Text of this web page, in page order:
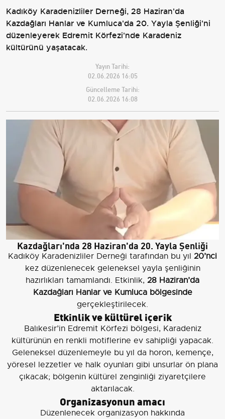
Kadıköy Karadenizliler Derneği, 28 Haziran'da
Kazdağları Hanlar ve Kumluca'da 20. Yayla Şenliği'ni
düzenleyerek Edremit Körfezi'nde Karadeniz
kültürünü yaşatacak.
Yayın Tarihi:
02.06.2026 16:05
Güncelleme Tarihi:
02.06.2026 16:08
Kazdağları'nda 28 Haziran'da 20. Yayla Şenliği
Kadıköy Karadenizliler Derneği tarafından bu yıl 20’nci
kez düzenlenecek geleneksel yayla şenliğinin
hazırlıkları tamamlandı. Etkinlik, 28 Haziran’da
Kazdağları Hanlar ve Kumluca bölgesinde
gerçekleştirilecek.
Etkinlik ve kültürel içerik
Balıkesir’in Edremit Körfezi bölgesi, Karadeniz
kültürünün en renkli motiflerine ev sahipliği yapacak.
Geleneksel düzenlemeyle bu yıl da horon, kemençe,
yöresel lezzetler ve halk oyunları gibi unsurlar ön plana
çıkacak; bölgenin kültürel zenginliği ziyaretçilere
aktarılacak.
Organizasyonun amacı
Düzenlenecek organizasyon hakkında